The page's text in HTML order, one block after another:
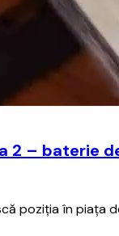
2 – baterie
poziția în piața